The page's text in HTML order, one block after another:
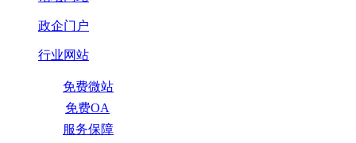
政企门户
行业网站
免费微站
免费OA
服务保障